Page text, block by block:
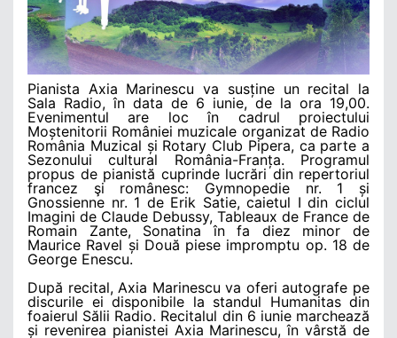
Pianista Axia Marinescu va susține un recital la
Sala Radio, în data de 6 iunie, de la ora 19,00.
Evenimentul are loc în cadrul proiectului
Moștenitorii României muzicale organizat de Radio
România Muzical și Rotary Club Pipera, ca parte a
Sezonului cultural România-Franța. Programul
propus de pianistă cuprinde lucrări din repertoriul
francez şi românesc: Gymnopedie nr. 1 și
Gnossienne nr. 1 de Erik Satie, caietul I din ciclul
Imagini de Claude Debussy, Tableaux de France de
Romain Zante, Sonatina în fa diez minor de
Maurice Ravel și Două piese impromptu op. 18 de
George Enescu.
După recital, Axia Marinescu va oferi autografe pe
discurile ei disponibile la standul Humanitas din
foaierul Sălii Radio. Recitalul din 6 iunie marchează
și revenirea pianistei Axia Marinescu, în vârstă de